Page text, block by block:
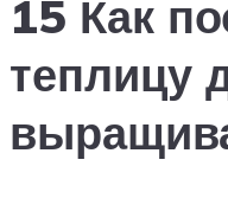
15 Как
теплицу